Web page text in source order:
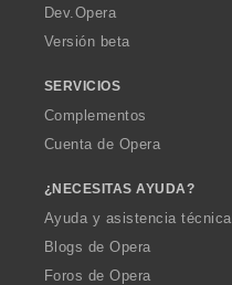
a
Dev.Opera
Versión beta
SERVICIOS
Complementos
Cuenta de Opera
¿NECESITAS AYUDA?
Ayuda y asistencia técnica
Blogs de Opera
Foros de Opera